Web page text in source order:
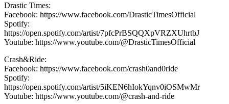
Drastic Times:
Facebook: https://www.facebook.com/DrasticTimesOfficial
Spotify:
https://open.spotify.com/artist/7pfcPrBSQQXpVRZXUhrtbJ
Youtube: https://www.youtube.com/@DrasticTimesOfficial
Crash&Ride:
Facebook: https://www.facebook.com/crash0and0ride
Spotify:
https://open.spotify.com/artist/5iKEN6hIokYqnv0iOSMwMr
Youtube: https://www.youtube.com/@crash-and-ride